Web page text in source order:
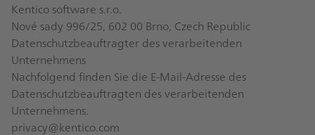
Kentico software s.r.o.
Nové sady 996/25, 602 00 Brno, Czech Republic
Datenschutzbeauftragter des verarbeitenden
Unternehmens
Nachfolgend finden Sie die E-Mail-Adresse des
Datenschutzbeauftragten des verarbeitenden
Unternehmens.
privacy@kentico.com